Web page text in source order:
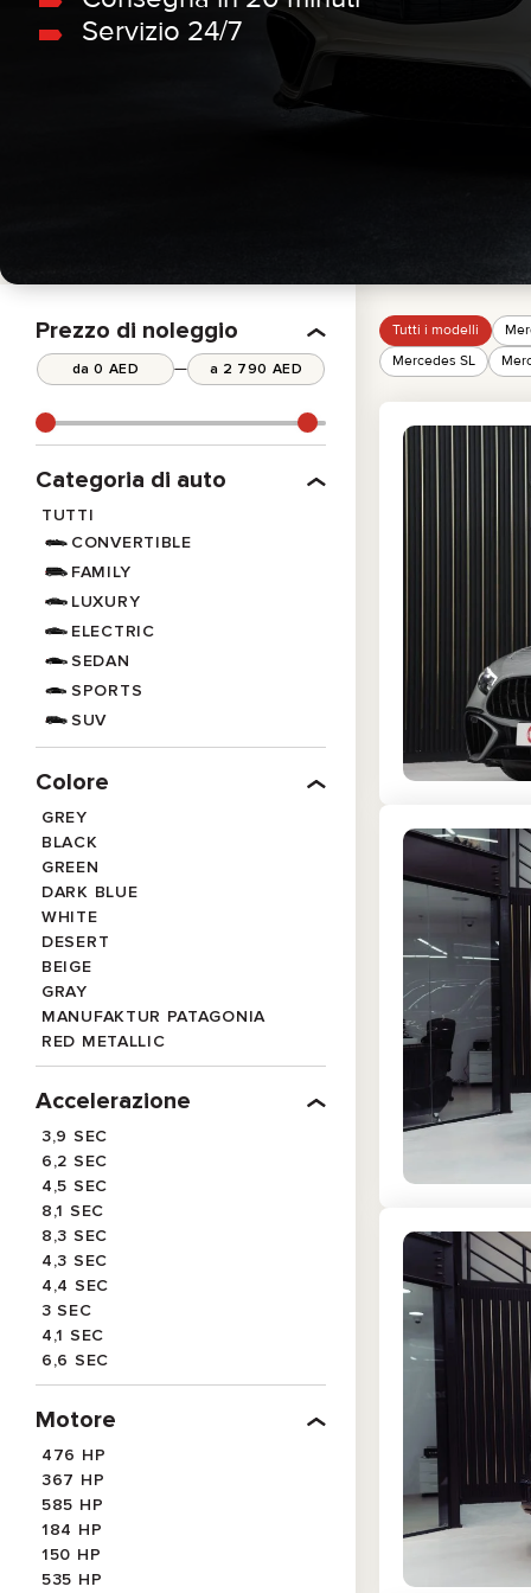
PICKUP TRUCK BMW
MERCEDES
Servizio 24/7
Prezzo di noleggio
—
Categoria di auto
TUTTI
CONVERTIBLE
FAMILY
LUXURY
ELECTRIC
SEDAN
SPORTS
SUV
Colore
GREY
BLACK
GREEN
DARK BLUE
WHITE
DESERT
BEIGE
GRAY
MANUFAKTUR PATAGONIA
RED METALLIC
EMERALD GREEN METALLIC
TURQUOISE TO BLACK
NARDO GRAY
SELENITE GREY MAGNO
SELENITE GREY METALLIC
SILVER METALLIC
Accelerazione
3,9 SEC
6,2 SEC
4,5 SEC
8,1 SEC
8,3 SEC
4,3 SEC
4,4 SEC
3 SEC
4,1 SEC
6,6 SEC
3,5 SEC
4 SEC
9,5 SEC
3,6 SEC
9,1 SEC
3,7 SEC
6,1 SEC
5,5 SEC
Motore
476 HP
367 HP
585 HP
184 HP
150 HP
535 HP
Tutti i modelli
Mercedes SL